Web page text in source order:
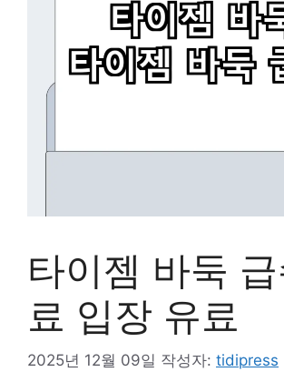
타이젬 바둑
료 입장 유료
2025년 12월 09일 작성자: tidipress